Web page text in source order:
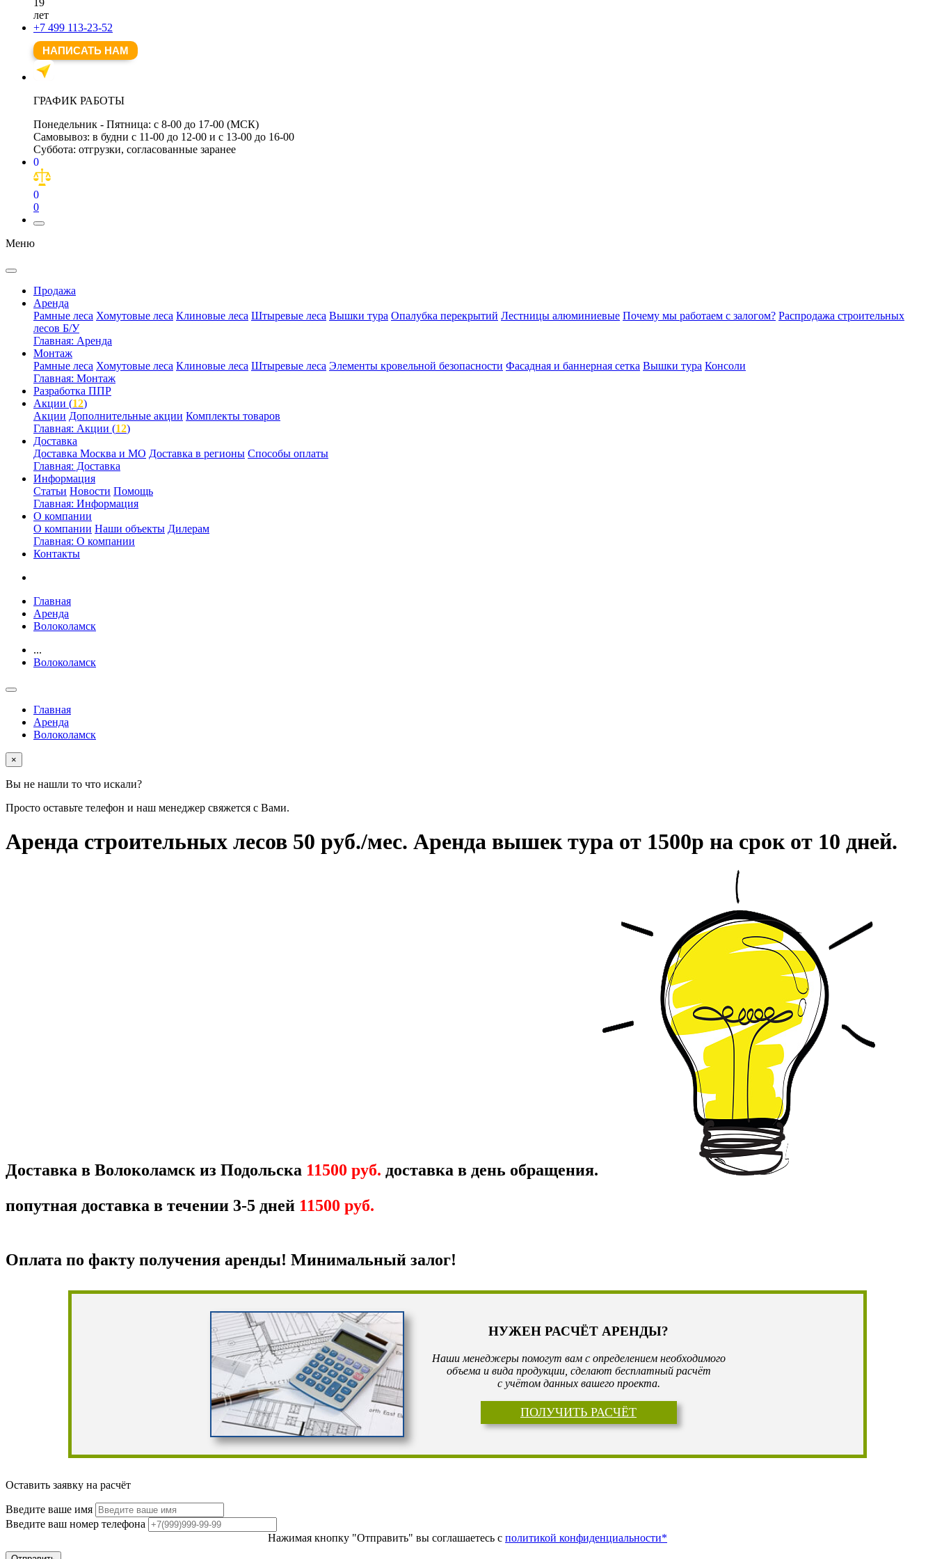
лет
+7 499 113-23-52
НАПИСАТЬ НАМ
ГРАФИК РАБОТЫ
Понедельник - Пятница: с 8-00 до 17-00 (МСК)
Самовывоз: в будни с 11-00 до 12-00 и с 13-00 до 16-00
Суббота: отгрузки, согласованные заранее
0
0
0
Меню
Продажа
Аренда
Рамные леса Хомутовые леса Клиновые леса Штыревые леса Вышки тура Опалубка перекрытий Лестницы алюминиевые Почему мы работаем с залогом? Распродажа строительных
лесов Б/У
Главная: Аренда
Монтаж
Рамные леса Хомутовые леса Клиновые леса Штыревые леса Элементы кровельной безопасности Фасадная и баннерная сетка Вышки тура Консоли
Главная: Монтаж
Разработка ППР
Акции (12)
Акции Дополнительные акции Комплекты товаров
Главная: Акции (12)
Доставка
Доставка Москва и МО Доставка в регионы Способы оплаты
Главная: Доставка
Информация
Статьи Новости Помощь
Главная: Информация
О компании
О компании Наши объекты Дилерам
Главная: О компании
Контакты
Главная
Аренда
Волоколамск
...
Волоколамск
Главная
Аренда
Волоколамск
×
Вы не нашли то что искали?
Просто оставьте телефон и наш менеджер свяжется с Вами.
Аренда строительных лесов 50 руб./мес. Аренда вышек тура от 1500р на срок от 10 дней.
Доставка в Волоколамск из Подольска 11500 руб. доставка в день обращения.
попутная доставка в течении 3-5 дней 11500 руб.
Оплата по факту получения аренды! Минимальный залог!
НУЖЕН РАСЧЁТ АРЕНДЫ?
Наши менеджеры помогут вам с определением необходимого
объема и вида продукции, сделают бесплатный расчёт
с учётом данных вашего проекта.
ПОЛУЧИТЬ РАСЧЁТ
Оставить заявку на расчёт
Введите ваше имя
Введите ваш номер телефона
Нажимая кнопку "Отправить" вы соглашаетесь с политикой конфиденциальности*